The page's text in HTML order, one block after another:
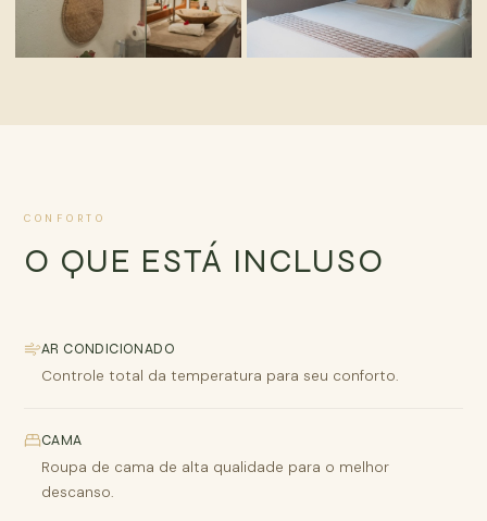
CONFORTO
O QUE ESTÁ INCLUSO
AR CONDICIONADO
Controle total da temperatura para seu conforto.
CAMA
Roupa de cama de alta qualidade para o melhor
descanso.